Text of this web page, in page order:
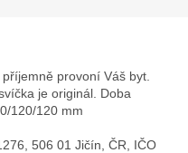
provoní Váš byt.
je originál. Doba
120/120 mm
506 01 Jičín, ČR, IČO